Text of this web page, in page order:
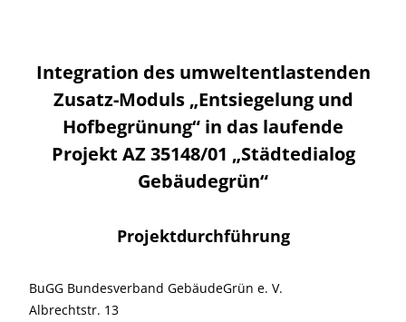
Integration des umweltentlastenden
Zusatz-Moduls „Entsiegelung und
Hofbegrünung“ in das laufende
Projekt AZ 35148/01 „Städtedialog
Gebäudegrün“
Projektdurchführung
BuGG Bundesverband GebäudeGrün e. V.
Albrechtstr. 13